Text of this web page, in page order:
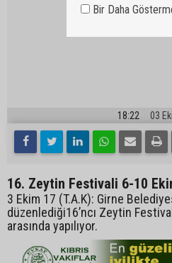
18:22 03
16. Zeytin Festivali 6-10
3 Ekim 17 (T.A.K): Girne
düzenlediği16’ncı Zeytin
arasında yapılıyor.
Bir Daha